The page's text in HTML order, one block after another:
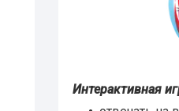
Интерактивная